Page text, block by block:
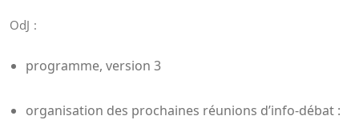
OdJ :
programme, version 3
organisation des prochaines réunions d’info-débat :